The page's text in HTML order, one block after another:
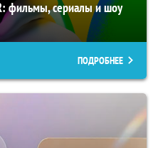
фильмы, сериалы и шоу
ПОДРОБНЕЕ